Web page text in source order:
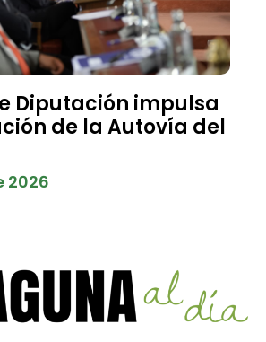
Diputación impulsa
de la Autovía del
2026